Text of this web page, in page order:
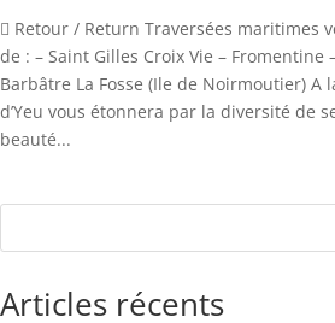
 Retour / Return Traversées maritimes
de : – Saint Gilles Croix Vie – Fromentine
Barbâtre La Fosse (Ile de Noirmoutier) A
d’Yeu vous étonnera par la diversité de
beauté...
Articles récents